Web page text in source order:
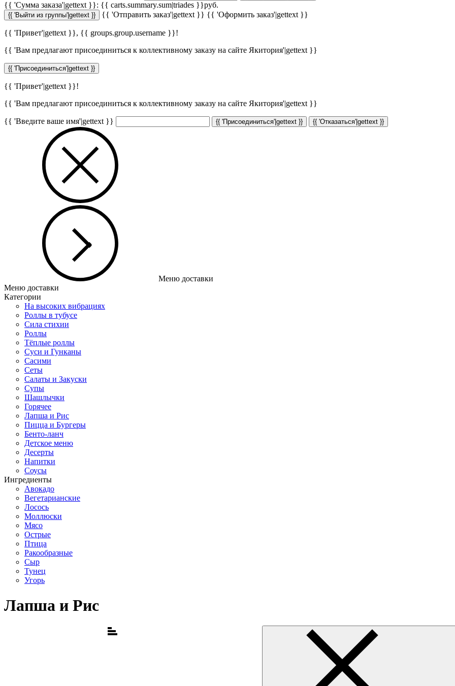
{{ 'Cумма заказа'|gettext }}: {{ carts.summary.sum|triades }}руб.
{{ 'Выйти из группы'|gettext }} {{ 'Отправить заказ'|gettext }} {{ 'Оформить заказ'|gettext }}
{{ 'Привет'|gettext }}, {{ groups.group.username }}!
{{ 'Вам предлагают присоединиться к коллективному заказу на сайте Якитория'|gettext }}
{{ 'Присоединиться'|gettext }}
{{ 'Привет'|gettext }}!
{{ 'Вам предлагают присоединиться к коллективному заказу на сайте Якитория'|gettext }}
{{ 'Введите ваше имя'|gettext }} {{ 'Присоединиться'|gettext }} {{ 'Отказаться'|gettext }}
Меню доставки
Меню доставки
Категории
На высоких вибрациях
Роллы в тубусе
Сила стихии
Роллы
Тёплые роллы
Суси и Гунканы
Сасими
Сеты
Салаты и Закуски
Супы
Шашлычки
Горячее
Лапша и Рис
Пицца и Бургеры
Бенто-ланч
Детское меню
Десерты
Напитки
Соусы
Ингредиенты
Авокадо
Вегетарианские
Лосось
Моллюски
Мясо
Острые
Птица
Ракообразные
Сыр
Тунец
Угорь
Лапша и Рис